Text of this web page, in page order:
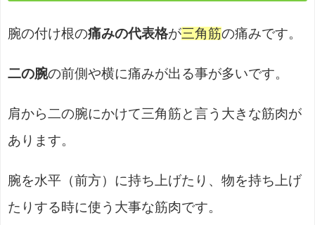
腕の付け根の痛みの代表格が三角筋の痛みです。
二の腕の前側や横に痛みが出る事が多いです。
肩から二の腕にかけて三角筋と言う大きな筋肉が
あります。
腕を水平（前方）に持ち上げたり、物を持ち上げ
たりする時に使う大事な筋肉です。